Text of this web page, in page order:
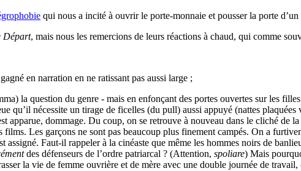
qui nous a incité à ouvrir le porte-monnaie et pousser la porte d’un
Départ, mais nous les remercions de leurs réactions à chaud, qui comme
en narration en ne ratissant pas aussi large ;
la question du genre - mais en enfonçant des portes ouvertes sur les
qu’il nécessite un tirage de ficelles (du pull) aussi appuyé (nattes
apparue, dommage. Du coup, on se retrouve à nouveau dans le cliché
films. Les garçons ne sont pas beaucoup plus finement campés. On a
Faut-il rappeler à la cinéaste que même les hommes noirs de
des défenseurs de l’ordre patriarcal ? (Attention, spoliare) Mais
la vie de femme ouvrière et de mère avec une double journée de